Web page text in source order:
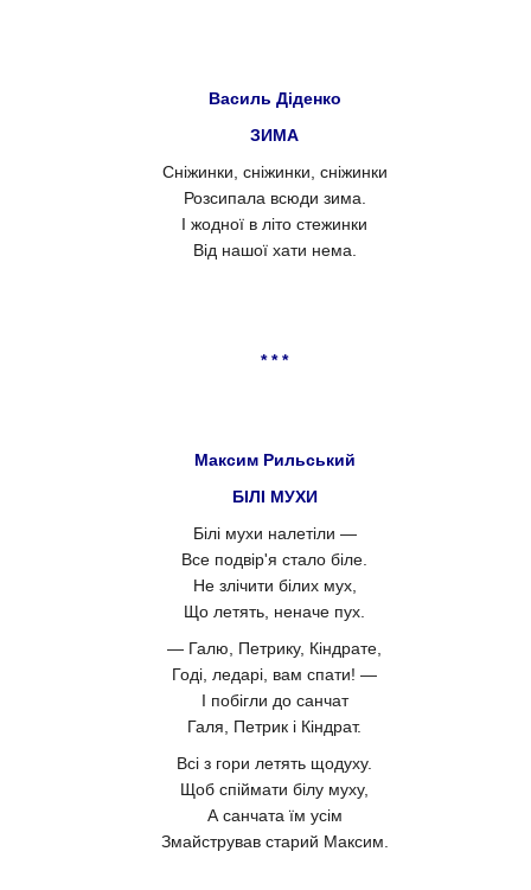
Василь Діденко
ЗИМА
Сніжинки, сніжинки, сніжинки
Розсипала всюди зима.
І жодної в літо стежинки
Від нашої хати нема.
* * *
Максим Рильський
БІЛІ МУХИ
Білі мухи налетіли —
Все подвір'я стало біле.
Не злічити білих мух,
Що летять, неначе пух.
— Галю, Петрику, Кіндрате,
Годі, ледарі, вам спати! —
І побігли до санчат
Галя, Петрик і Кіндрат.
Всі з гори летять щодуху.
Щоб спіймати білу муху,
А санчата їм усім
Змайстрував старий Максим.